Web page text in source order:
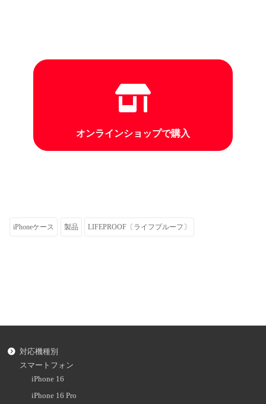
オンラインショップで購入
iPhoneケース 製品 LIFEPROOF〔ライフプルーフ〕
対応機種別
スマートフォン
iPhone 16
iPhone 16 Pro